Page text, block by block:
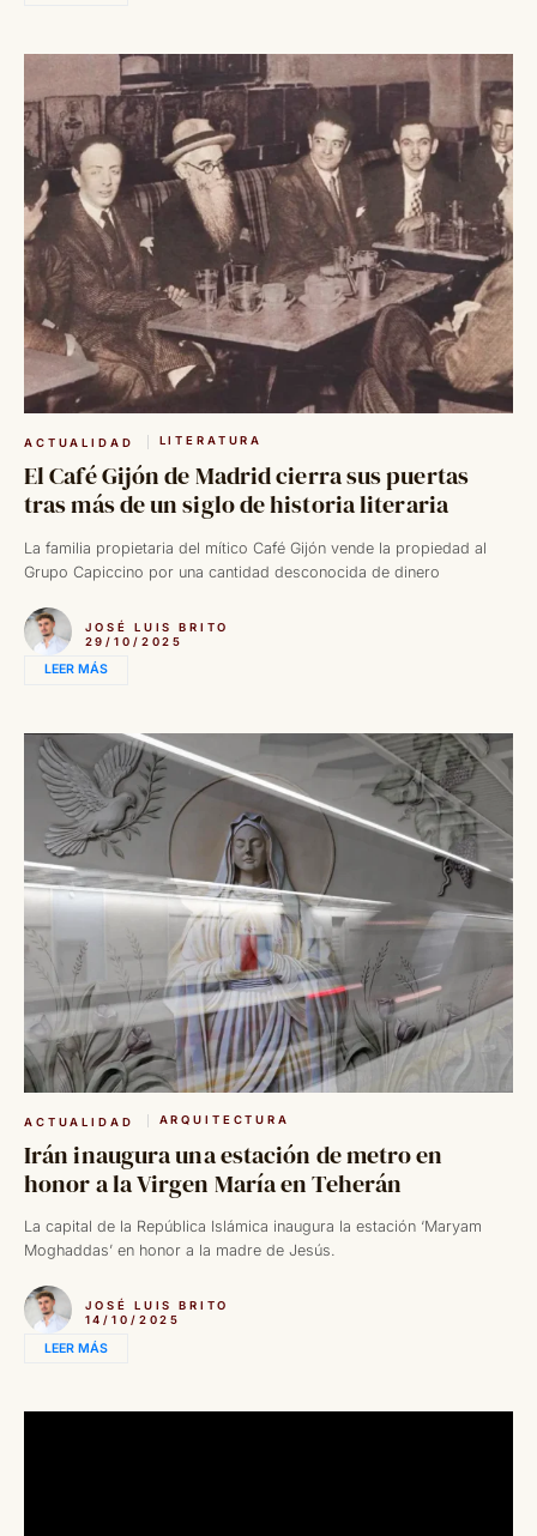
ACTUALIDAD LITERATURA
El Café Gijón de Madrid cierra sus puertas
tras más de un siglo de historia literaria
La familia propietaria del mítico Café Gijón vende la propiedad al
Grupo Capiccino por una cantidad desconocida de dinero
JOSÉ LUIS BRITO
29/10/2025
LEER MÁS
ACTUALIDAD ARQUITECTURA
Irán inaugura una estación de metro en
honor a la Virgen María en Teherán
La capital de la República Islámica inaugura la estación ‘Maryam
Moghaddas’ en honor a la madre de Jesús.
JOSÉ LUIS BRITO
14/10/2025
LEER MÁS